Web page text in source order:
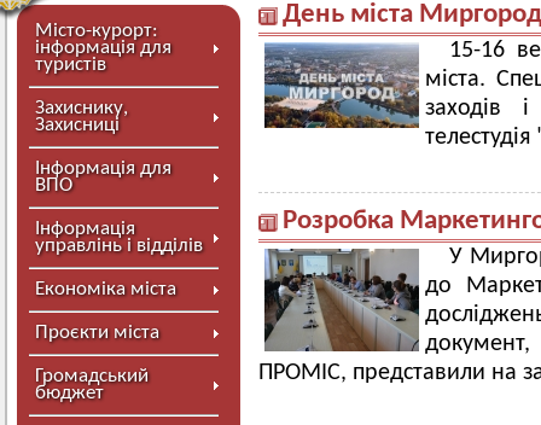
Місто-курорт:
інформація для
туристів
Захиснику,
Захисниці
Інформація для
ВПО
Інформація
управлінь і відділів
Економіка міста
Проєкти міста
Громадський
бюджет
День міста
15-16
міста.
заходів і
Розробка
У
до
ПРОМІС, представили на